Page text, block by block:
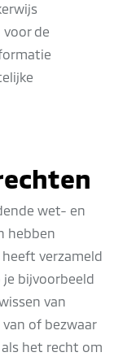
de
wet- en
hebben
verzameld
je bijvoorbeeld
van
of bezwaar
het recht om